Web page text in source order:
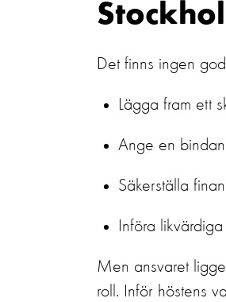
Det finns ingen
Lägga fram ett
Ange en
Säkerställa
Införa
Men ansvaret
roll . Inför höstens